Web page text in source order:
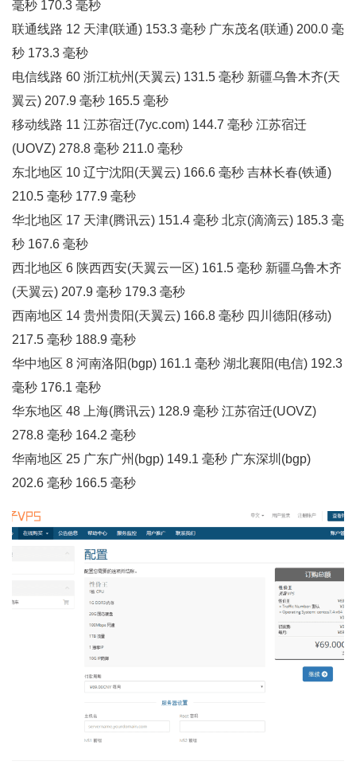
毫秒 170.3 毫秒
联通线路 12 天津(联通) 153.3 毫秒 广东茂名(联通) 200.0 毫
秒 173.3 毫秒
电信线路 60 浙江杭州(天翼云) 131.5 毫秒 新疆乌鲁木齐(天
翼云) 207.9 毫秒 165.5 毫秒
移动线路 11 江苏宿迁(7yc.com) 144.7 毫秒 江苏宿迁
(UOVZ) 278.8 毫秒 211.0 毫秒
东北地区 10 辽宁沈阳(天翼云) 166.6 毫秒 吉林长春(铁通)
210.5 毫秒 177.9 毫秒
华北地区 17 天津(腾讯云) 151.4 毫秒 北京(滴滴云) 185.3 毫
秒 167.6 毫秒
西北地区 6 陕西西安(天翼云一区) 161.5 毫秒 新疆乌鲁木齐
(天翼云) 207.9 毫秒 179.3 毫秒
西南地区 14 贵州贵阳(天翼云) 166.8 毫秒 四川德阳(移动)
217.5 毫秒 188.9 毫秒
华中地区 8 河南洛阳(bgp) 161.1 毫秒 湖北襄阳(电信) 192.3
毫秒 176.1 毫秒
华东地区 48 上海(腾讯云) 128.9 毫秒 江苏宿迁(UOVZ)
278.8 毫秒 164.2 毫秒
华南地区 25 广东广州(bgp) 149.1 毫秒 广东深圳(bgp)
202.6 毫秒 166.5 毫秒